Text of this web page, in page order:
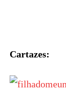
Cartazes: